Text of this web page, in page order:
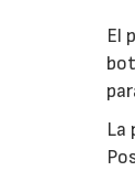
El
La